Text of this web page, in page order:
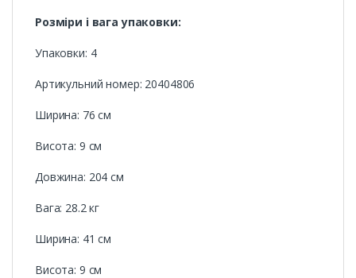
Розміри і вага упаковки:
Упаковки: 4
Артикульний номер: 20404806
Ширина: 76 см
Висота: 9 см
Довжина: 204 см
Вага: 28.2 кг
Ширина: 41 см
Висота: 9 см